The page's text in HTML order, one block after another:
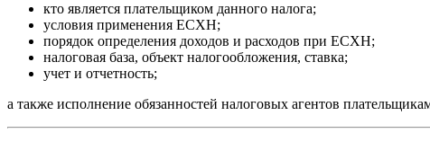
кто является плательщиком данного налога;
условия применения ЕСХН;
порядок определения доходов и расходов при ЕСХН;
налоговая база, объект налогообложения, ставка;
учет и отчетность;
а также исполнение обязанностей налоговых агентов